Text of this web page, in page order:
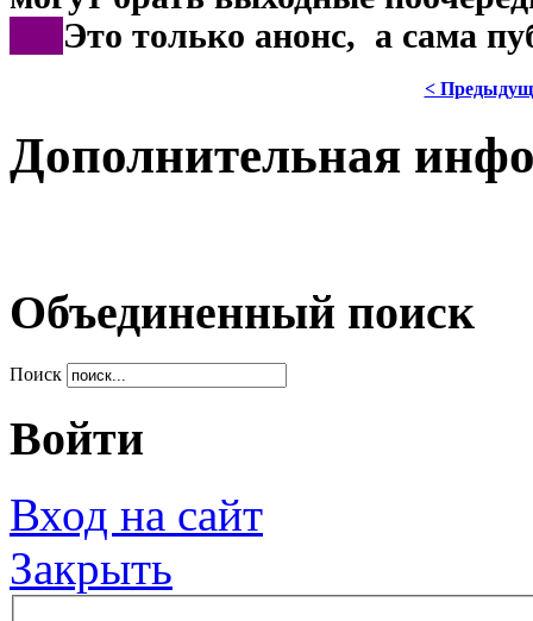
Это только анонс, а сама
<
Дополнительная
Объединенный поиск
Поиск
Войти
Вход на сайт
Закрыть